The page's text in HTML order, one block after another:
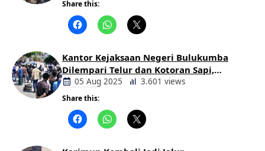
Share this:
Kantor Kejaksaan Negeri Bulukumba
Dilempari Telur dan Kotoran Sapi,
Keluarga Korban Lakalantas Tuntut
Keadilan
05 Aug 2025 3.601 views
Share this: